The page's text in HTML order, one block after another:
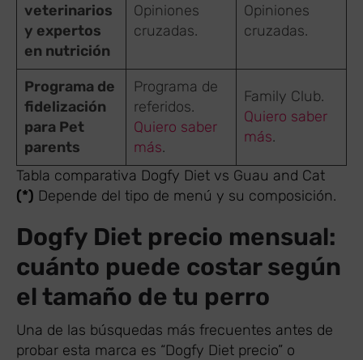
veterinarios
y expertos
en nutrición
Opiniones
cruzadas.
Opiniones
cruzadas.
Programa de
fidelización
para Pet
parents
Programa de
referidos.
Quiero saber
más.
Family Club.
Quiero saber
más.
Tabla comparativa Dogfy Diet vs Guau and Cat
(*) Depende del tipo de menú y su composición.
Dogfy Diet precio mensual:
cuánto puede costar según
el tamaño de tu perro
Una de las búsquedas más frecuentes antes de
probar esta marca es “Dogfy Diet precio” o